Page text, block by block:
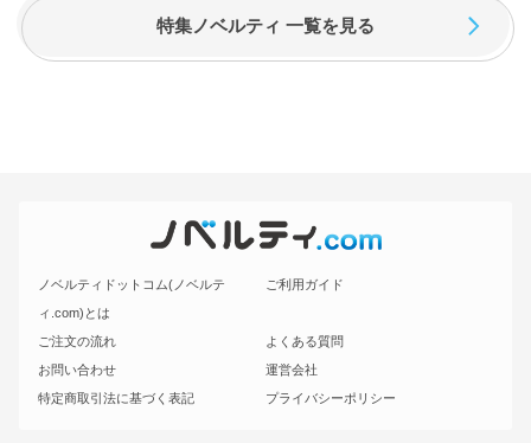
特集ノベルティ 一覧を見る
ノベルティドットコム(ノベルテ
ィ.com)とは
ご利用ガイド
ご注文の流れ
よくある質問
お問い合わせ
運営会社
特定商取引法に基づく表記
プライバシーポリシー